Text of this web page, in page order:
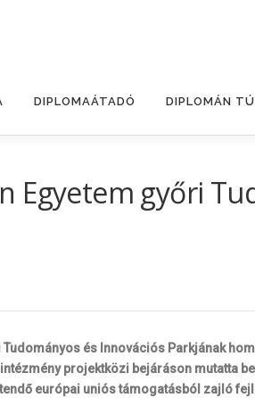
DIPLOMAÁTADÓ DIPLOMÁN
Egyetem győri
és Innovációs Parkjának
projektközi bejáráson mutatta
európai uniós támogatásból zajló